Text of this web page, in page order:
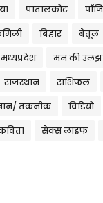
पातालकोट
बिहार बेतूल
मध्यप्रदेश मन की
राजस्थान राशिफल
तकनीक विडियो
सेक्स लाइफ